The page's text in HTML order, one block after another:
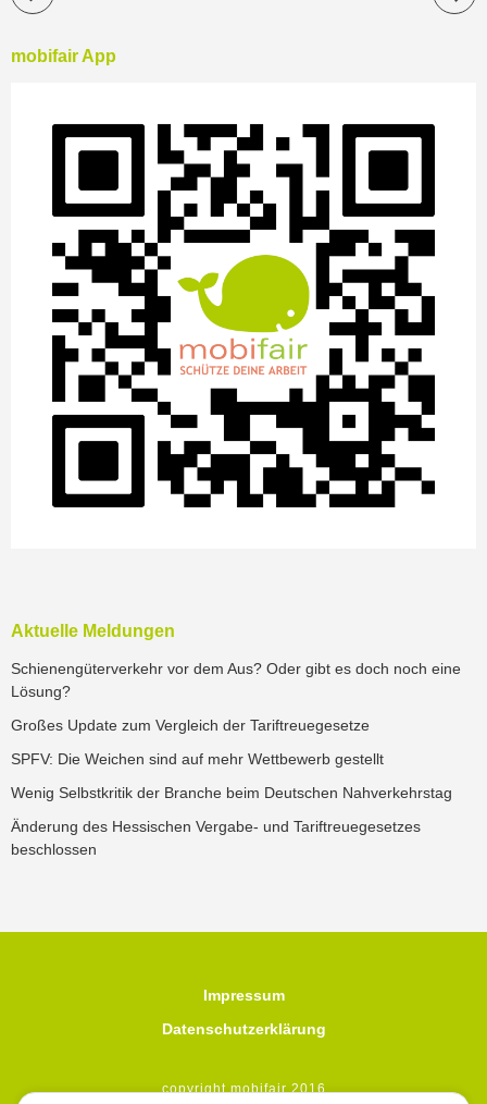
mobifair App
Aktuelle Meldungen
Schienengüterverkehr vor dem Aus? Oder gibt es doch noch eine
Lösung?
Großes Update zum Vergleich der Tariftreuegesetze
SPFV: Die Weichen sind auf mehr Wettbewerb gestellt
Wenig Selbstkritik der Branche beim Deutschen Nahverkehrstag
Änderung des Hessischen Vergabe- und Tariftreuegesetzes
beschlossen
Impressum
Datenschutzerklärung
copyright mobifair 2016